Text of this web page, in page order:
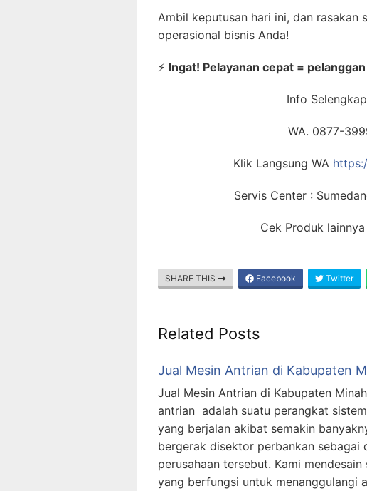
Ambil keputusan hari ini, dan rasakan
operasional bisnis Anda!
⚡ Ingat! Pelayanan cepat =
Info
WA. 0877-
Klik Langsung WA
Servis Center :
Cek Produk
SHARE THIS Facebook Twitter
Related Posts
Jual Mesin Antrian di Kabupaten
Jual Mesin Antrian di Kabupaten
antrian adalah suatu perangkat
yang berjalan akibat semakin
bergerak disektor perbankan sebagai
perusahaan tersebut. Kami
yang berfungsi untuk menanggulangi